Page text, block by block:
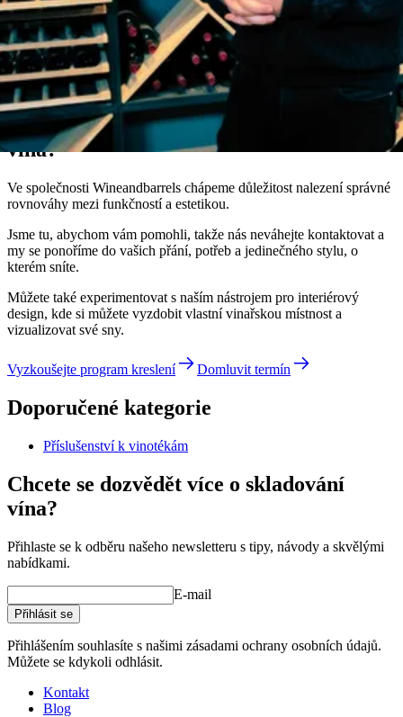
Doporučení Wineandbarrels
Sníte o dokonalém řešení pro skladování
vína?
Ve společnosti Wineandbarrels chápeme důležitost nalezení správné
rovnováhy mezi funkčností a estetikou.
Jsme tu, abychom vám pomohli, takže nás neváhejte kontaktovat a
my se ponoříme do vašich přání, potřeb a jedinečného stylu, o
kterém sníte.
Můžete také experimentovat s naším nástrojem pro interiérový
design, kde si můžete vyzdobit vlastní vinařskou místnost a
vizualizovat své sny.
Vyzkoušejte program kreslení Domluvit termín
Doporučené kategorie
Příslušenství k vinotékám
Chcete se dozvědět více o skladování
vína?
Přihlaste se k odběru našeho newsletteru s tipy, návody a skvělými
nabídkami.
E-mail
Přihlásit se
Přihlášením souhlasíte s našimi zásadami ochrany osobních údajů.
Můžete se kdykoli odhlásit.
Kontakt
Blog